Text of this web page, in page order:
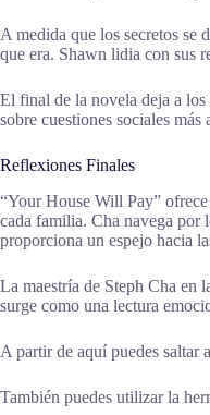
A medida que los secretos se
que era. Shawn lidia con sus
El final de la novela deja a
sobre cuestiones sociales
Reflexiones Finales
“Your House Will Pay”
cada familia. Cha navega por
proporciona un espejo hacia
La maestría de Steph Cha en
surge como una lectura
A partir de aquí puedes saltar
También puedes utilizar la